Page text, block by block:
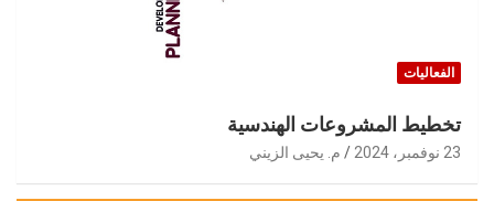
الفعاليات
تخطيط المشروعات الهندسية
23 نوفمبر، 2024 م. يحيى الزيني